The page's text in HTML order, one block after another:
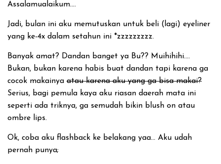
Assalamualaikum….
Jadi, bulan ini aku memutuskan untuk beli (lagi) eyeliner
yang ke-4x dalam setahun ini *zzzzzzzzz.
Banyak amat? Dandan banget ya Bu?? Muihihihi….
Bukan, bukan karena habis buat dandan tapi karena ga
cocok makainya atau karena aku yang ga bisa makai?
Serius, bagi pemula kaya aku riasan daerah mata ini
seperti ada triknya, ga semudah bikin blush on atau
ombre lips.
Ok, coba aku flashback ke belakang yaa… Aku udah
pernah punya;